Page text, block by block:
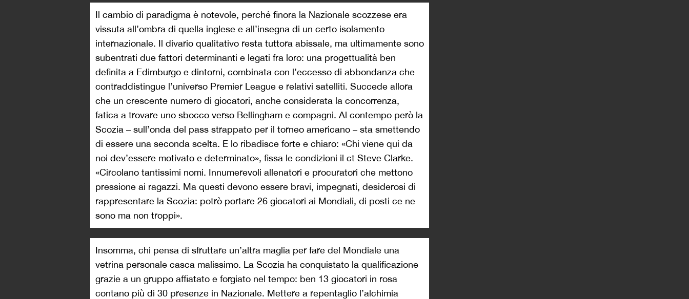
Il cambio di paradigma è notevole, perché finora la Nazionale scozzese era
vissuta all’ombra di quella inglese e all’insegna di un certo isolamento
internazionale. Il divario qualitativo resta tuttora abissale, ma ultimamente sono
subentrati due fattori determinanti e legati fra loro: una progettualità ben
definita a Edimburgo e dintorni, combinata con l’eccesso di abbondanza che
contraddistingue l’universo Premier League e relativi satelliti. Succede allora
che un crescente numero di giocatori, anche considerata la concorrenza,
fatica a trovare uno sbocco verso Bellingham e compagni. Al contempo però la
Scozia – sull’onda del pass strappato per il torneo americano – sta smettendo
di essere una seconda scelta. E lo ribadisce forte e chiaro: «Chi viene qui da
noi dev’essere motivato e determinato», fissa le condizioni il ct Steve Clarke.
«Circolano tantissimi nomi. Innumerevoli allenatori e procuratori che mettono
pressione ai ragazzi. Ma questi devono essere bravi, impegnati, desiderosi di
rappresentare la Scozia: potrò portare 26 giocatori ai Mondiali, di posti ce ne
sono ma non troppi».
Insomma, chi pensa di sfruttare un’altra maglia per fare del Mondiale una
vetrina personale casca malissimo. La Scozia ha conquistato la qualificazione
grazie a un gruppo affiatato e forgiato nel tempo: ben 13 giocatori in rosa
contano più di 30 presenze in Nazionale. Mettere a repentaglio l’alchimia